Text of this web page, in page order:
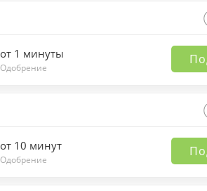
от 1 минуты
Одобрение
от 10 минут
Одобрение